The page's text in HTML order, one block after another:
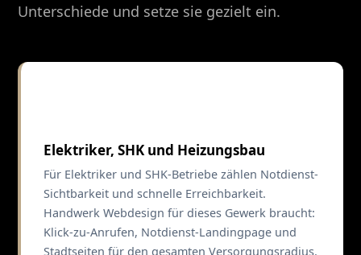
Unterschiede und setze sie gezielt ein.
Elektriker, SHK und Heizungsbau
Für Elektriker und SHK-Betriebe zählen Notdienst-
Sichtbarkeit und schnelle Erreichbarkeit.
Handwerk Webdesign für dieses Gewerk braucht:
Klick-zu-Anrufen, Notdienst-Landingpage und
Stadtseiten für den gesamten Versorgungsradius.